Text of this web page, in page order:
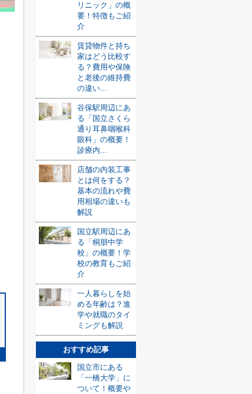
リニック」の概
要！特徴もご紹
介
賃貸物件と持ち
家はどう比較す
る？費用や保険
と老後の維持費
の違い...
谷保駅周辺にあ
る「国立さくら
通り耳鼻咽喉科
眼科」の概要！
診療内...
店舗の内装工事
とは何をする？
基本の流れや費
用相場の違いも
解説
国立駅周辺にあ
る「桐朋中学
校」の概要！学
校の教育もご紹
介
一人暮らしを始
める年齢は？進
学や就職のタイ
ミングも解説
おすすめ記事
国立市にある
「一橋大学」に
ついて！概要や